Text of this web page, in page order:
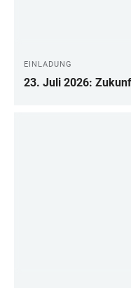
EINLADUNG
23. Juli 2026: